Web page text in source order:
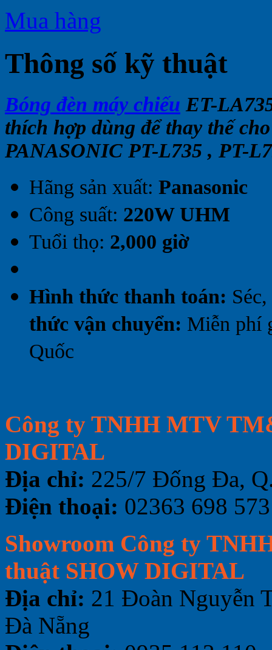
Mua hàng
Thông số kỹ thuật
Bóng đèn máy chiếu ET-
thích hợp dùng để thay thế
PANASONIC PT-L735 , PT-
Hãng sản xuất: Panasonic
Công suất: 220W UHM
Tuổi thọ: 2,000 giờ
Hình thức thanh toán:
thức vận chuyển: Miễn phí
Quốc
Công ty TNHH MTV
DIGITAL
Địa chỉ: 225/7 Đống Đa,
Điện thoại: 02363 698
Showroom Công ty
thuật SHOW DIGITAL
Địa chỉ: 21 Đoàn Nguyễn
Đà Nẵng